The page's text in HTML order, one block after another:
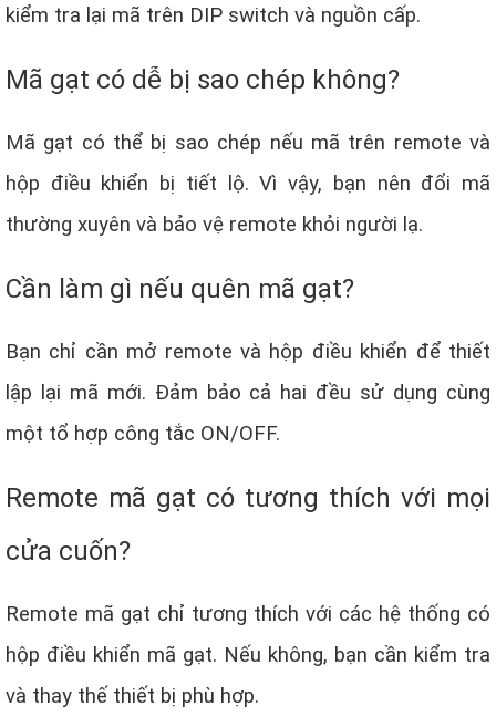
kiểm tra lại mã trên DIP switch và nguồn cấp.
Mã gạt có dễ bị sao chép không?
Mã gạt có thể bị sao chép nếu mã trên remote và
hộp điều khiển bị tiết lộ. Vì vậy, bạn nên đổi mã
thường xuyên và bảo vệ remote khỏi người lạ.
Cần làm gì nếu quên mã gạt?
Bạn chỉ cần mở remote và hộp điều khiển để thiết
lập lại mã mới. Đảm bảo cả hai đều sử dụng cùng
một tổ hợp công tắc ON/OFF.
Remote mã gạt có tương thích với mọi
cửa cuốn?
Remote mã gạt chỉ tương thích với các hệ thống có
hộp điều khiển mã gạt. Nếu không, bạn cần kiểm tra
và thay thế thiết bị phù hợp.